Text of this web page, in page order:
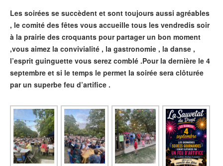
Les soirées se succèdent et sont toujours aussi agréables
, le comité des fêtes vous accueille tous les vendredis soir
à la prairie des croquants pour partager un bon moment
,vous aimez la convivialité , la gastronomie , la danse ,
l’esprit guinguette vous serez comblé .Pour la dernière le 4
septembre et si le temps le permet la soirée sera clôturée
par un superbe feu d’artifice .